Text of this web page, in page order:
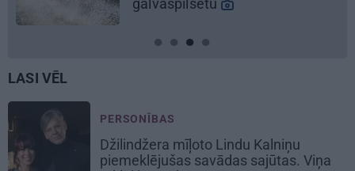
LASI VĒL
PERSONĪBAS
Džilindžera mīļoto Lindu Kalniņu
piemeklējušas savādas sajūtas. Viņa